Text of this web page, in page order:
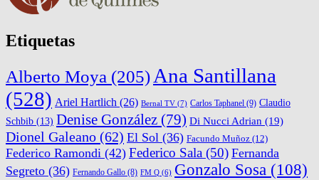
Etiquetas
Alberto Moya (205)Ana Santillana
(528) Ariel Hartlich (26) Bernal TV (7) Carlos Taphanel (9) Claudio
Schbib (13) Denise González (79) Di Nucci Adrian (19)
Dionel Galeano (62) El Sol (36) Facundo Muñoz (12)
Federico Ramondi (42) Federico Sala (50) Fernanda
Segreto (36) Fernando Gallo (8) FM Q (6) Gonzalo Sosa (108)